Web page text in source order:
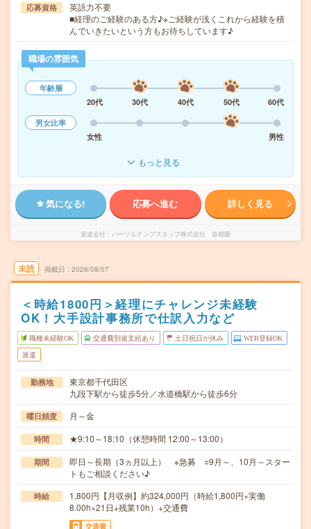
応募資格
英語力不要
■経理のご経験のある方♪※ご経験が浅くこれから経験を積
んでいきたいという方もお待ちしています♪
職場の雰囲気
年齢層
20代
30代 40代 50代
60代
男女比率
女性
男性
もっと見る
気になる! 応募へ進む 詳しく見る
派遣会社 パーソルテンプスタッフ株式会社 首都圏
未読 掲載日 2026/08/07
＜時給1800円＞経理にチャレンジ未経験
OK！大手設計事務所で仕訳入力など
職種未経験OK 交通費別途支給あり 土日祝日が休み WEB登録OK
派遣
勤務地
東京都千代田区
九段下駅から徒歩5分／水道橋駅から徒歩6分
曜日頻度 月～金
時間 ★9:10～18:10（休憩時間 12:00～13:00）
期間
即日～長期（3ヵ月以上） ※急募 ○9月～、10月～スター
トもご相談ください♪
時給
1,800円【月収例】約324,000円（時給1,800円×実働
8.00h×21日+残業10h）+交通費
交通費